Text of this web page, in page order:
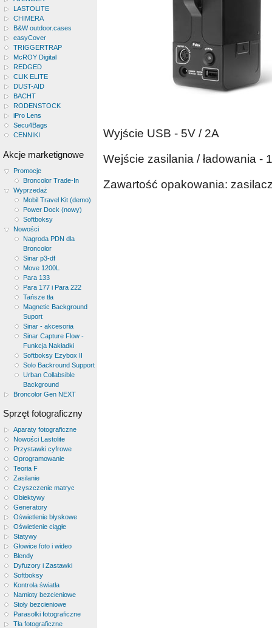
LASTOLITE
CHIMERA
B&W outdoor.cases
easyCover
TRIGGERTRAP
McROY Digital
REDGED
CLIK ELITE
DUST-AID
BACHT
RODENSTOCK
iPro Lens
Secu4Bags
CENNIKI
Akcje marketignowe
Promocje
Broncolor Trade-In
Wyprzedaż
Mobil Travel Kit (demo)
Power Dock (nowy)
Softboksy
Nowości
Nagroda PDN dla
Broncolor
Sinar p3-df
Move 1200L
Para 133
Para 177 i Para 222
Tańsze tła
Magnetic Background
Suport
Sinar - akcesoria
Sinar Capture Flow -
Funkcja Nakładki
Softboksy Ezybox II
Solo Backround Support
Urban Collabsible
Background
Broncolor Gen NEXT
Sprzęt fotograficzny
Aparaty fotograficzne
Nowości Lastolite
Przystawki cyfrowe
Oprogramowanie
Teoria F
Zasilanie
Czyszczenie matryc
Obiektywy
Generatory
Oświetlenie błyskowe
Oświetlenie ciągłe
Statywy
Głowice foto i wideo
Blendy
Dyfuzory i Zastawki
Softboksy
Kontrola światła
Namioty bezcieniowe
Stoły bezcieniowe
Parasolki fotograficzne
Tła fotograficzne
Wyjście USB - 5V / 2A
Wejście zasilania / ładowania -
Zawartość opakowania: